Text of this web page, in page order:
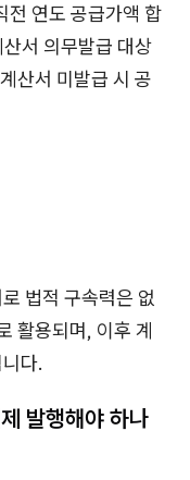
연도 공급가액 합
서 의무발급 대상
산서 미발급 시 공
법적 구속력은 없
활용되며, 이후 계
다.
발행해야 하나